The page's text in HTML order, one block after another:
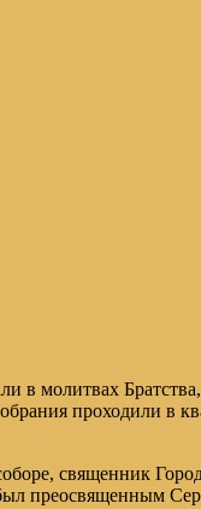
в молитвах
проходили в
священник
преосвященным